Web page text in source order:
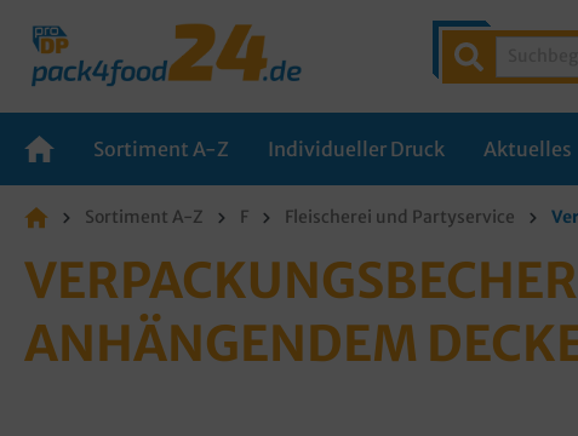
Sortiment A-Z Individueller Druck Aktuelles
Sortiment A-Z F Fleischerei und Partyservice
ANHÄNGENDEM